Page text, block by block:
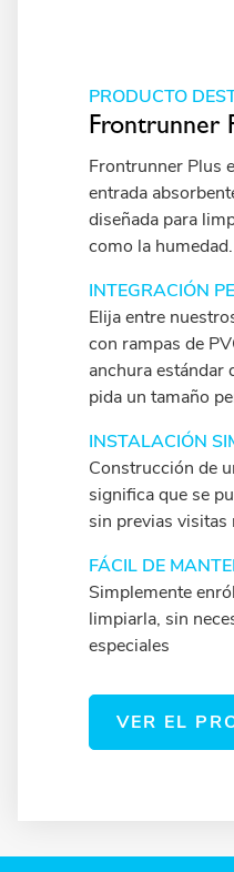
PRODUCTO
Frontrunner
Frontrunner Plus
entrada
diseñada para
como la humedad.
INTEGRACIÓN
Elija entre
con rampas de
anchura estándar
pida un tamaño
INSTALACIÓN
Construcción de
significa que se
sin previas visitas
FÁCIL DE
Simplemente
limpiarla, sin
especiales
VER EL